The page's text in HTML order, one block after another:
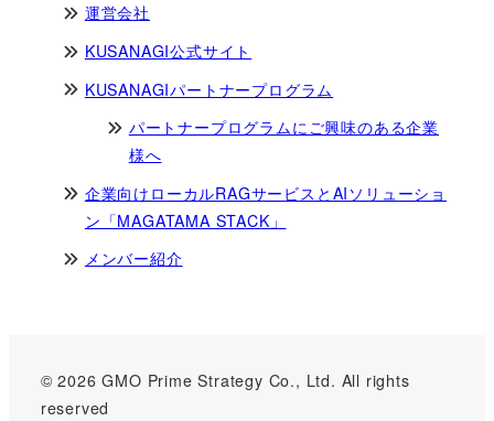
運営会社
KUSANAGI公式サイト
KUSANAGIパートナープログラム
パートナープログラムにご興味のある企業
様へ
企業向けローカルRAGサービスとAIソリューショ
ン「MAGATAMA STACK」
メンバー紹介
© 2026 GMO Prime Strategy Co., Ltd. All rights
reserved